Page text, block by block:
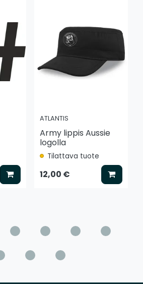
Lisää koriin
ATLANTIS
Army lippis Aussie
logolla
Tilattava tuote
12,00 € Lisää